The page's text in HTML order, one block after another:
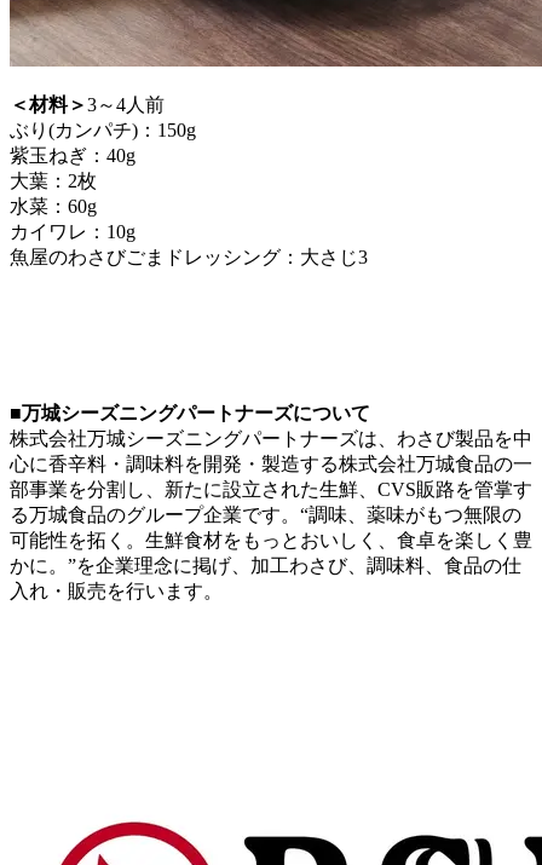
＜材料＞3～4人前
ぶり(カンパチ)：150g
紫玉ねぎ：40g
大葉：2枚
水菜：60g
カイワレ：10g
魚屋のわさびごまドレッシング：大さじ3
■万城シーズニングパートナーズについて
株式会社万城シーズニングパートナーズは、わさび製品を中
心に香辛料・調味料を開発・製造する株式会社万城食品の一
部事業を分割し、新たに設立された生鮮、CVS販路を管掌す
る万城食品のグループ企業です。“調味、薬味がもつ無限の
可能性を拓く。生鮮食材をもっとおいしく、食卓を楽しく豊
かに。”を企業理念に掲げ、加工わさび、調味料、食品の仕
入れ・販売を行います。